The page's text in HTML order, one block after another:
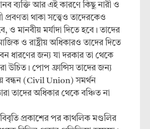
ব্যক্তি আর এই কারণে কিছু নারী ও
থাকা সত্ত্বেও তাদেরকেও
ও মানবীয় মর্যাদা দিতে হবে। তাদের
ও রাষ্ট্রীয় অধিকারও তাদের দিতে
ধারণের জন্য যা দরকার তা থেকে
উচিত। পোপ ফ্রান্সিস তাদের জন্য
বন্ধন (Civil Union) সমর্থন
তাদের অধিকার থেকে বঞ্চিত না
প্রকাশের পর কাথলিক মণ্ডলির